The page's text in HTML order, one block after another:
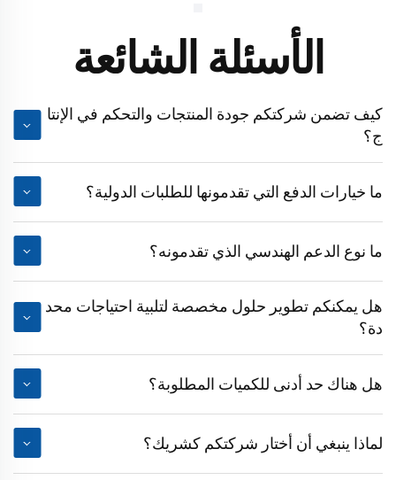
الأسئلة الشائعة
كيف تضمن شركتكم جودة المنتجات والتحكم في الإنتا
ج؟
ما خيارات الدفع التي تقدمونها للطلبات الدولية؟
ما نوع الدعم الهندسي الذي تقدمونه؟
هل يمكنكم تطوير حلول مخصصة لتلبية احتياجات محد
دة؟
هل هناك حد أدنى للكميات المطلوبة؟
لماذا ينبغي أن أختار شركتكم كشريك؟